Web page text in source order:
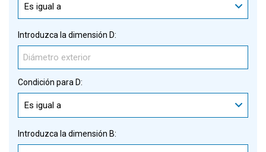
Es igual a
Introduzca la dimensión D:
Condición para D:
Es igual a
Introduzca la dimensión B: